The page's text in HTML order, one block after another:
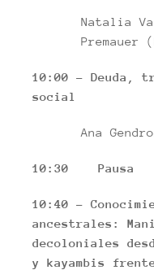
Natalia
Premauer
10:00 – Deuda,
social
Ana
10:30
10:40 –
ancestrales:
decoloniales
y kayambis